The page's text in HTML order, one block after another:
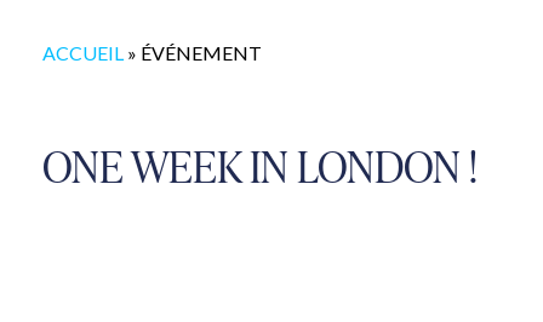
ACCUEIL » ÉVÉNEMENT
ONE WEEK IN LONDON !